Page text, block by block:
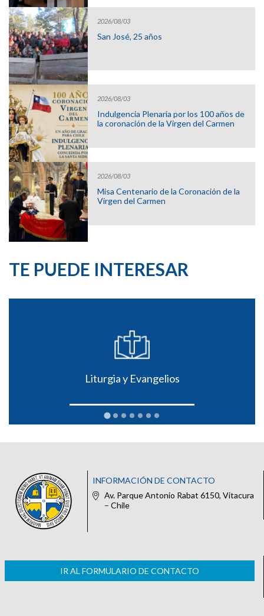
2026/08/03
San José, 25 años
2026/08/03
Indulgencia Plenaria por los 100 años de
la coronación de la Virgen del Carmen
2026/08/03
Misa Centenario de la Coronación de la
Virgen del Carmen
TE PUEDE INTERESAR
Liturgia y Evangelios
INFORMACIÓN DE CONTACTO
Av. Parque Antonio Rabat 6150, Vitacura
– Chile
IR AL FORMULARIO DE CONTACTO